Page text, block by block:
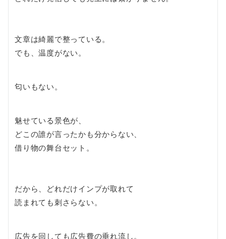
文章は綺麗で整っている。
でも、温度がない。
匂いもない。
魅せている景色が、
どこの誰が言ったかも分からない、
借り物の舞台セット。
だから、どれだけインプが取れて
読まれても刺さらない。
広告を回しても広告費の垂れ流し。